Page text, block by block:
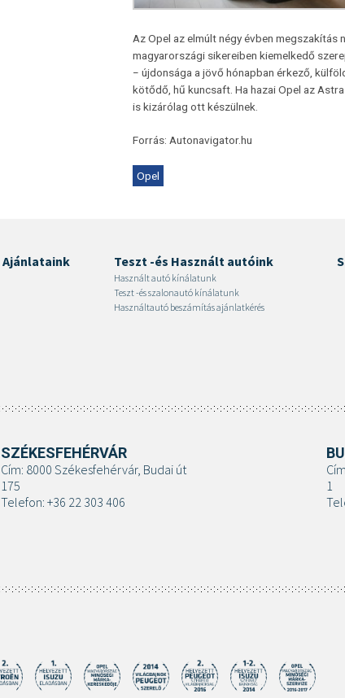
Az Opel az elmúlt négy évben
magyarországi sikereiben kiemelkedő
− újdonsága a jövő hónapban érkező,
kötődő, hű kuncsaft. Ha hazai Opel az
is kizárólag ott készülnek.
Forrás: Autonavigator.hu
Opel
Ajánlataink Teszt -és Használt autóink
Használt autó kínálatunk
Teszt -és szalonautó kínálatunk
Használtautó beszámítás ajánlatkérés
SZÉKESFEHÉRVÁR
Cím: 8000 Székesfehérvár, Budai út
175
Telefon: +36 22 303 406
1